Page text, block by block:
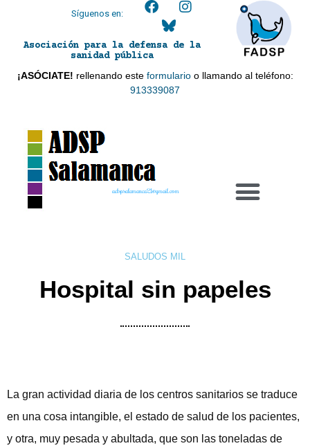
Síguenos en:
Asociación para la defensa de la
sanidad pública
¡ASÓCIATE! rellenando este formularioo llamando al teléfono:
913339087
adspsalamanca21@gmail.com
SALUDOS MIL
Hospital sin papeles
La gran actividad diaria de los centros sanitarios se traduce
en una cosa intangible, el estado de salud de los pacientes,
y otra, muy pesada y abultada, que son las toneladas de